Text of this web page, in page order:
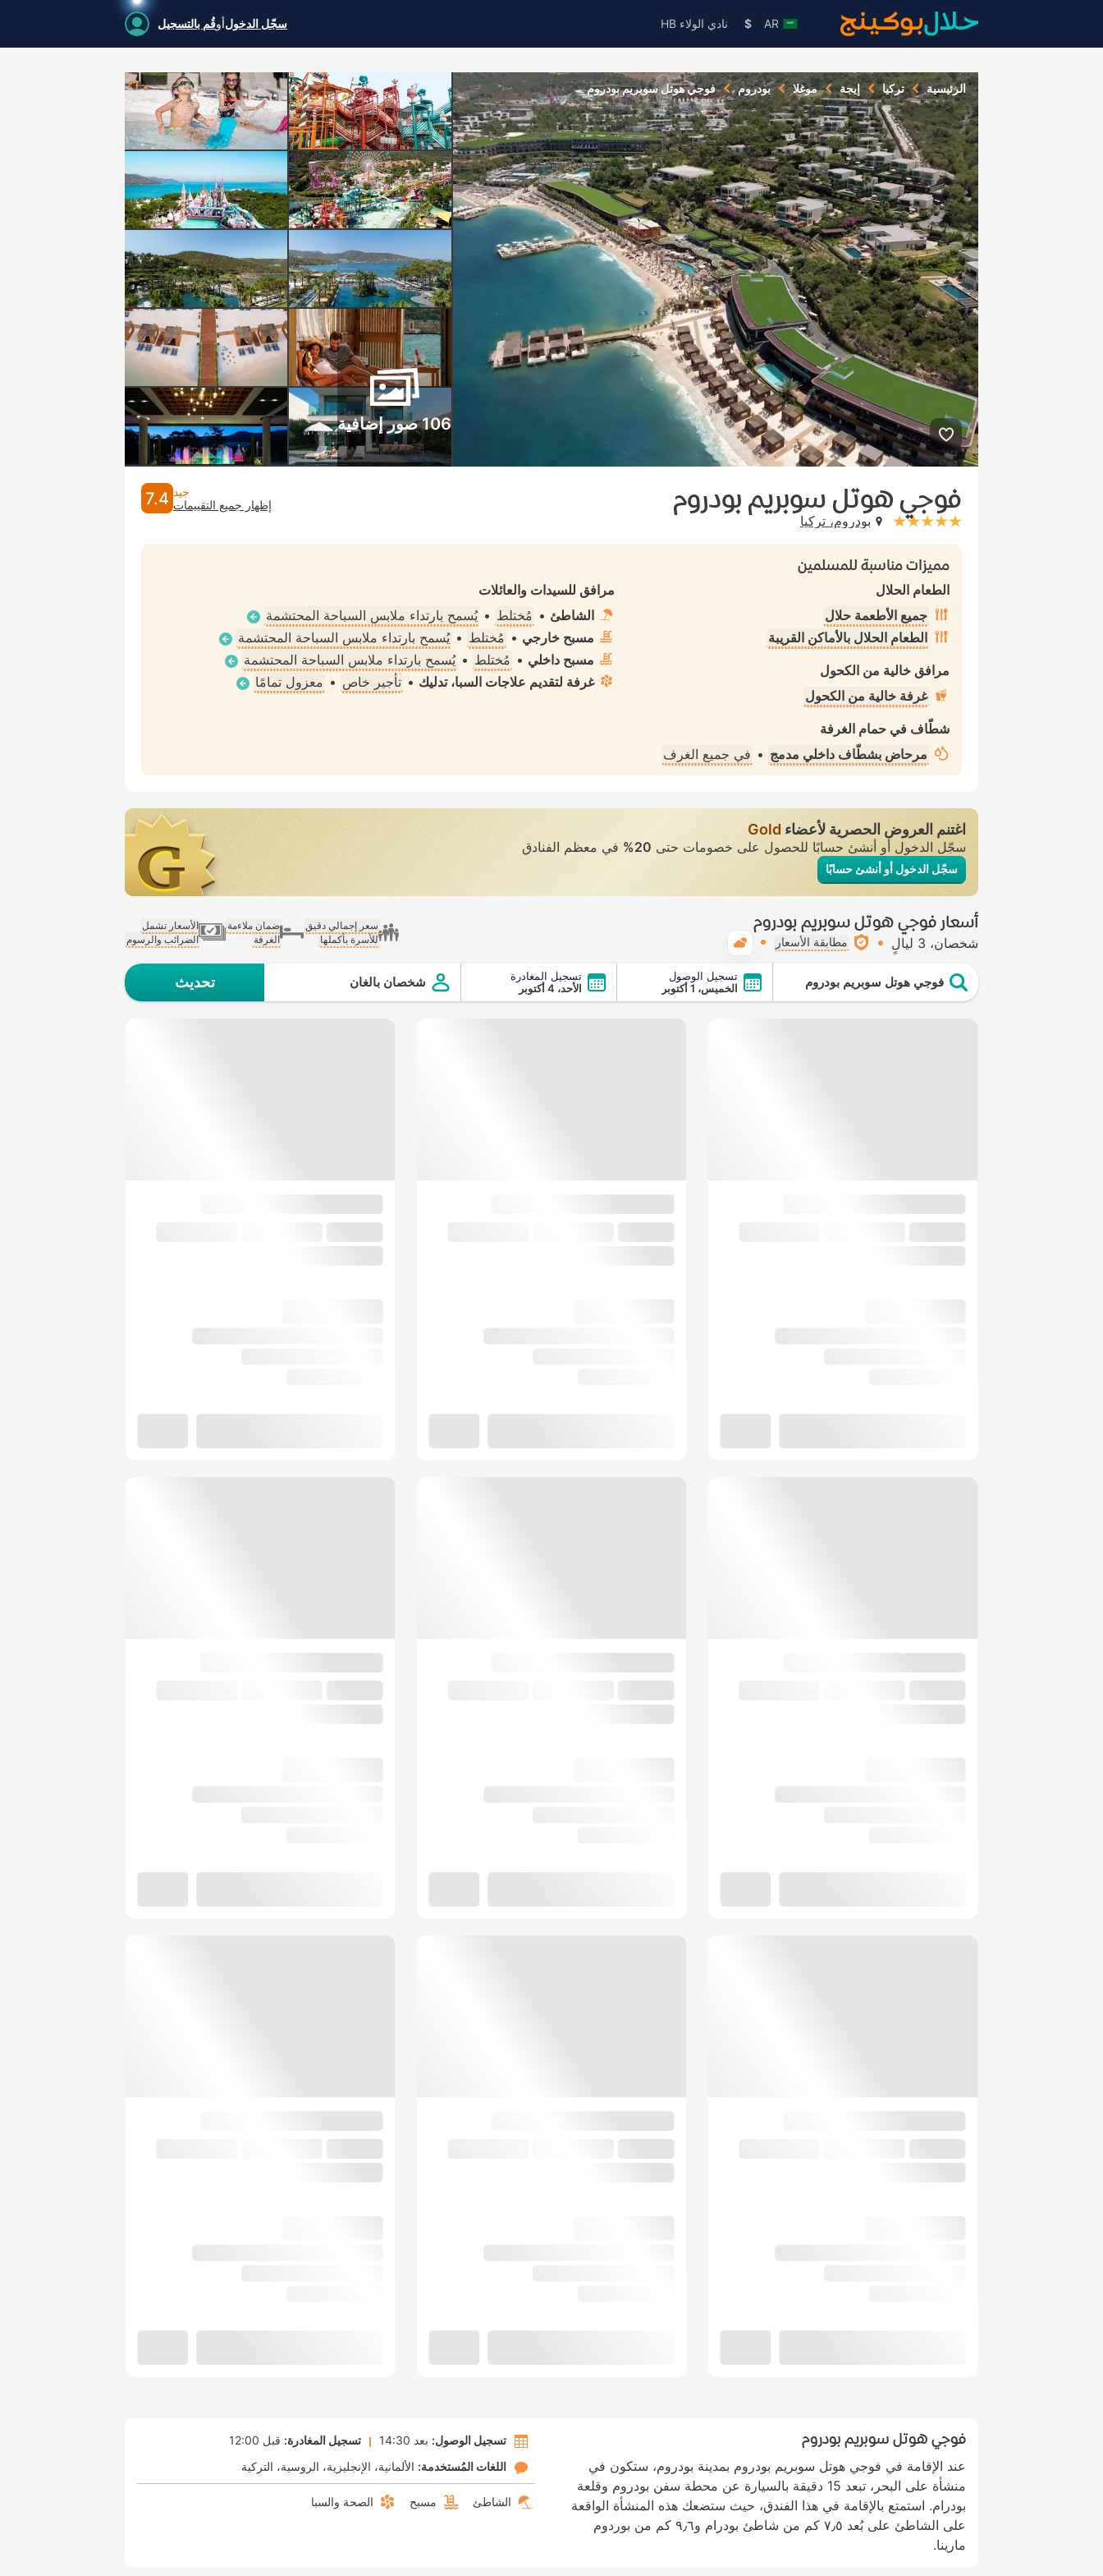
AR
$ نادي الولاء HB سجّل الدخولأوقُم بالتسجيل
الرئيسية تركيا إيجة موغلا بودروم فوجي هوتل سوبريم بودروم
106 صور إضافية
فوجي هوتل سوبريم بودروم
stars: 5بودروم، تركيا
جيد
إظهار جميع التقييمات 7.4
مميزات مناسبة للمسلمين
الطعام الحلال
جميع الأطعمة حلال
الطعام الحلال بالأماكن القريبة
مرافق خالية من الكحول
غرفة خالية من الكحول
شطّاف في حمام الغرفة
مرحاض بشطّاف داخلي مدمج • في جميع الغرف
مرافق للسيدات والعائلات
الشاطئ • مُختلط • يُسمح بارتداء ملابس السباحة المحتشمة
مسبح خارجي • مُختلط • يُسمح بارتداء ملابس السباحة المحتشمة
مسبح داخلي • مُختلط • يُسمح بارتداء ملابس السباحة المحتشمة
غرفة لتقديم علاجات السبا، تدليك • تأجير خاص • معزول تمامًا
اغتنم العروض الحصرية لأعضاء Gold
سجّل الدخول أو أنشئ حسابًا للحصول على خصومات حتى 20% في معظم الفنادق
سجّل الدخول أو أنشئ حسابًا
أسعار فوجي هوتل سوبريم بودروم
شخصان 3 ليالٍ مطابقة الأسعار
سعر إجمالي دقيق
للأسرة بأكملها
ضمان ملاءمة
الغرفة
الأسعار تشمل
الضرائب والرسوم
فوجي هوتل سوبريم بودروم
تسجيل الوصول
الخميس، 1 أكتوبر
تسجيل المغادرة
الأحد، 4 أكتوبر
شخصان بالغان تحديث
فوجي هوتل سوبريم بودروم
عند الإقامة في فوجي هوتل سوبريم بودروم بمدينة بودروم، ستكون في
منشأة على البحر، تبعد 15 دقيقة بالسيارة عن محطة سفن بودروم وقلعة
بودرام. استمتع بالإقامة في هذا الفندق، حيث ستضعك هذه المنشأة الواقعة
على الشاطئ على بُعد ٧٫٥ كم من شاطئ بودرام و٩٫٦ كم من بوردوم
مارينا.
تسجيل الوصول: بعد 14:30 تسجيل المغادرة: قبل 12:00
اللغات المُستخدمة: الألمانية الإنجليزية الروسية التركية
الشاطئ مسبح الصحة والسبا